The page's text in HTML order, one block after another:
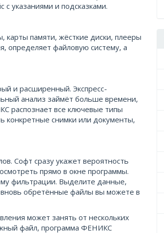
указаниями и подсказками.
памяти, жёсткие диски, плееры
определяет файловую систему, а
и расширенный. Экспресс-
анализ займёт больше времени,
распознает все ключевые типы
конкретные снимки или документы,
Софт сразу укажет вероятность
прямо в окне программы.
фильтрации. Выделите данные,
вновь обретённые файлы вы можете в
может занять от нескольких
файл, программа ФЕНИКС